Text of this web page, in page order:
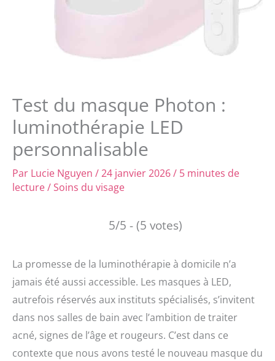
Test du masque Photon :
luminothérapie LED
personnalisable
Par Lucie Nguyen /24 janvier 2026/ 5 minutes de
lecture/Soins du visage
5/5 - (5 votes)
La promesse de la luminothérapie à domicile n’a
jamais été aussi accessible. Les masques à LED,
autrefois réservés aux instituts spécialisés, s’invitent
dans nos salles de bain avec l’ambition de traiter
acné, signes de l’âge et rougeurs. C’est dans ce
contexte que nous avons testé le nouveau masque du